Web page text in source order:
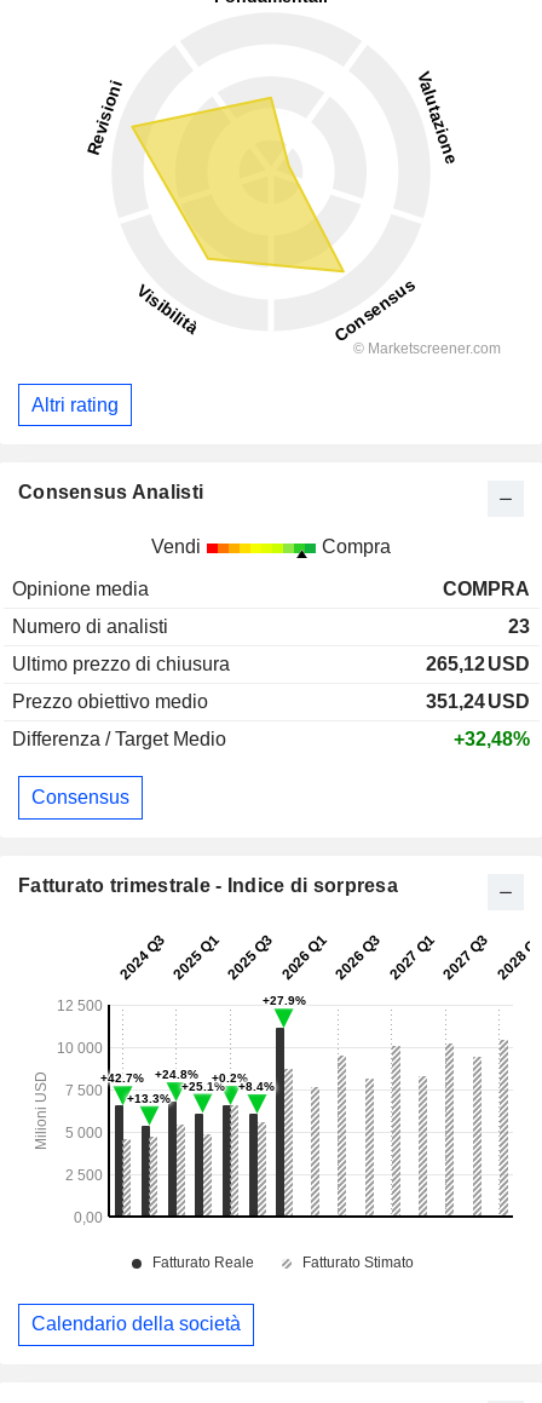
Altri rating
Consensus Analisti
Vendi Compra
Opinione media
COMPRA
Numero di analisti
23
Ultimo prezzo di chiusura
265,12USD
Prezzo obiettivo medio
351,24USD
Differenza / Target Medio
+32,48%
Consensus
Fatturato trimestrale - Indice di sorpresa
Calendario della società